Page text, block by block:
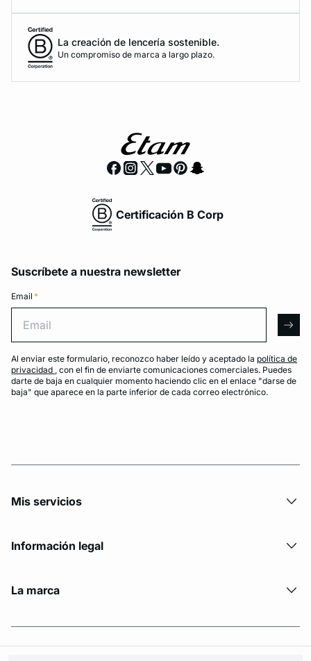
La creación de lencería sostenible.
Un compromiso de marca a largo plazo.
Certificación B Corp
Suscríbete a nuestra newsletter
Email *
Al enviar este formulario, reconozco haber leído y aceptado la política de
privacidad , con el fin de enviarte comunicaciones comerciales. Puedes
darte de baja en cualquier momento haciendo clic en el enlace "darse de
baja" que aparece en la parte inferior de cada correo electrónico.
Mis servicios
Información legal
La marca